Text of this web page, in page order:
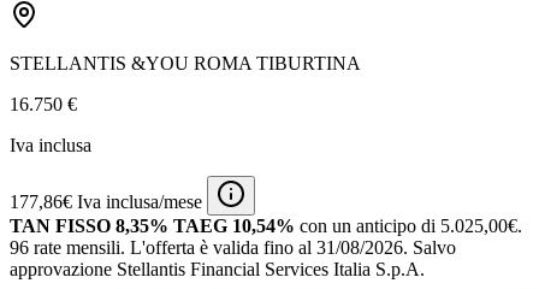
STELLANTIS &YOU ROMA TIBURTINA
16.750 €
Iva inclusa
177,86€ Iva inclusa/mese
TAN FISSO 8,35% TAEG 10,54% con un anticipo di 5.025,00€.
96 rate mensili. L'offerta è valida fino al 31/08/2026. Salvo
approvazione Stellantis Financial Services Italia S.p.A.